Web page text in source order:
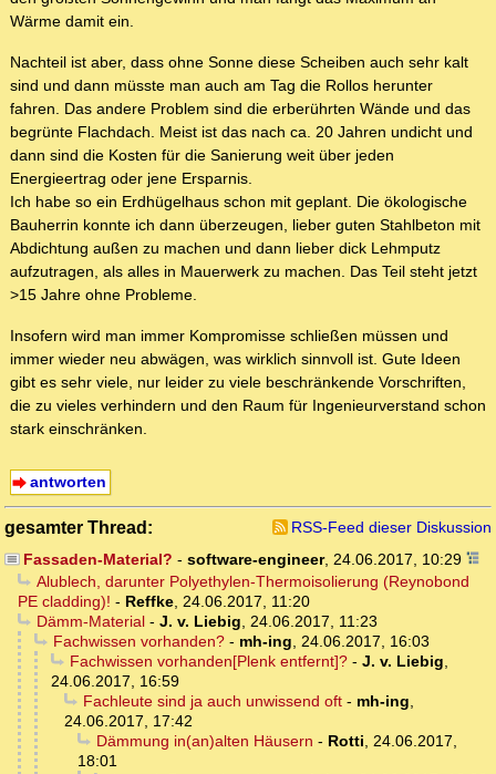
Wärme damit ein.
Nachteil ist aber, dass ohne Sonne diese Scheiben auch sehr kalt
sind und dann müsste man auch am Tag die Rollos herunter
fahren. Das andere Problem sind die erberührten Wände und das
begrünte Flachdach. Meist ist das nach ca. 20 Jahren undicht und
dann sind die Kosten für die Sanierung weit über jeden
Energieertrag oder jene Ersparnis.
Ich habe so ein Erdhügelhaus schon mit geplant. Die ökologische
Bauherrin konnte ich dann überzeugen, lieber guten Stahlbeton mit
Abdichtung außen zu machen und dann lieber dick Lehmputz
aufzutragen, als alles in Mauerwerk zu machen. Das Teil steht jetzt
>15 Jahre ohne Probleme.
Insofern wird man immer Kompromisse schließen müssen und
immer wieder neu abwägen, was wirklich sinnvoll ist. Gute Ideen
gibt es sehr viele, nur leider zu viele beschränkende Vorschriften,
die zu vieles verhindern und den Raum für Ingenieurverstand schon
stark einschränken.
antworten
gesamter Thread:
RSS-Feed dieser Diskussion
Fassaden-Material? - software-engineer, 24.06.2017, 10:29
Alublech, darunter Polyethylen-Thermoisolierung (Reynobond
PE cladding)! - Reffke, 24.06.2017, 11:20
Dämm-Material- J. v. Liebig, 24.06.2017, 11:23
Fachwissen vorhanden?- mh-ing, 24.06.2017, 16:03
Fachwissen vorhanden[Plenk entfernt]?- J. v. Liebig,
24.06.2017, 16:59
Fachleute sind ja auch unwissend oft- mh-ing,
24.06.2017, 17:42
Dämmung in(an)alten Häusern - Rotti, 24.06.2017,
18:01